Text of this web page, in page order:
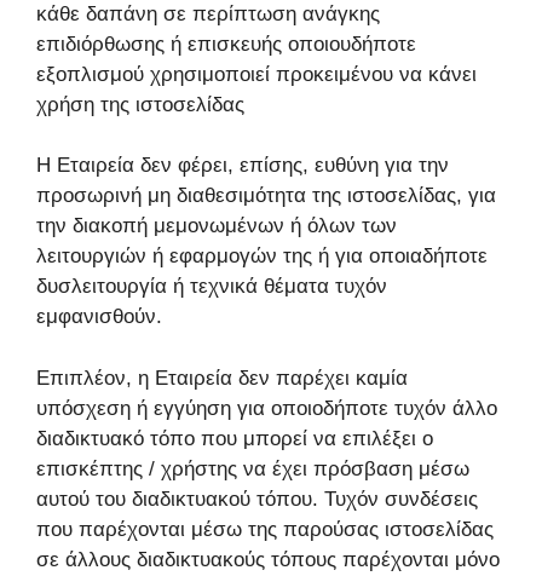
κάθε δαπάνη σε περίπτωση ανάγκης
επιδιόρθωσης ή επισκευής οποιουδήποτε
εξοπλισμού χρησιμοποιεί προκειμένου να κάνει
χρήση της ιστοσελίδας
Η Εταιρεία δεν φέρει, επίσης, ευθύνη για την
προσωρινή μη διαθεσιμότητα της ιστοσελίδας, για
την διακοπή μεμονωμένων ή όλων των
λειτουργιών ή εφαρμογών της ή για οποιαδήποτε
δυσλειτουργία ή τεχνικά θέματα τυχόν
εμφανισθούν.
Επιπλέον, η Εταιρεία δεν παρέχει καμία
υπόσχεση ή εγγύηση για οποιοδήποτε τυχόν άλλο
διαδικτυακό τόπο που μπορεί να επιλέξει ο
επισκέπτης / χρήστης να έχει πρόσβαση μέσω
αυτού του διαδικτυακού τόπου. Τυχόν συνδέσεις
που παρέχονται μέσω της παρούσας ιστοσελίδας
σε άλλους διαδικτυακούς τόπους παρέχονται μόνο